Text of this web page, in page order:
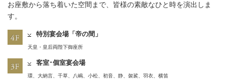
お座敷から落ち着いた空間まで、皆様の素敵なひと時を演出しま
す。
特別宴会場「帝の間」
天皇・皇后両陛下御座所
客室･個室宴会場
環、大納言、千草、八嶋、小松、初音、静、袈裟、羽衣、横笛